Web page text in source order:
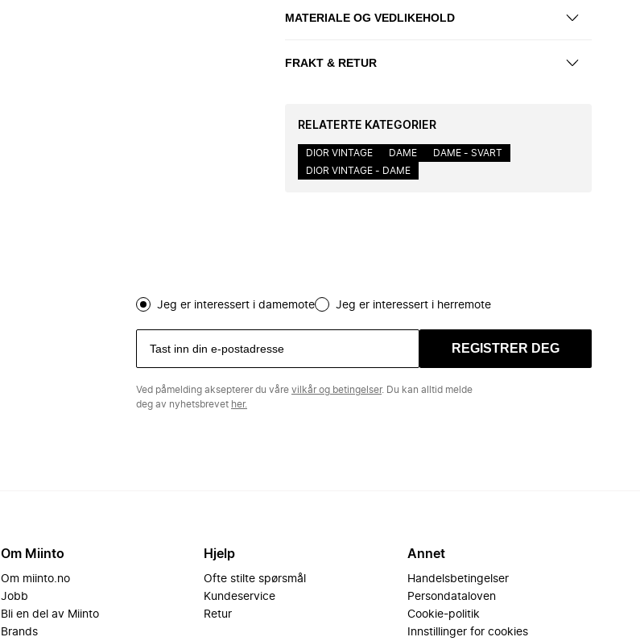
MATERIALE OG VEDLIKEHOLD
FRAKT & RETUR
RELATERTE KATEGORIER
DIOR VINTAGE DAME
DAME - SVART
DIOR VINTAGE - DAME
Jeg er interessert i damemote Jeg er interessert i herremote
REGISTRER DEG
Ved påmelding aksepterer du våre vilkår og betingelser. Du kan alltid melde
deg av nyhetsbrevet her.
Om Miinto
Om miinto.no
Jobb
Bli en del av Miinto
Brands
Hjelp
Ofte stilte spørsmål
Kundeservice
Retur
Annet
Handelsbetingelser
Persondataloven
Cookie-politik
Innstillinger for cookies